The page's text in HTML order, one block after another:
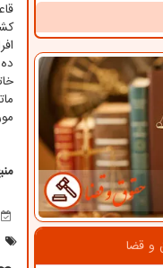
و قضا